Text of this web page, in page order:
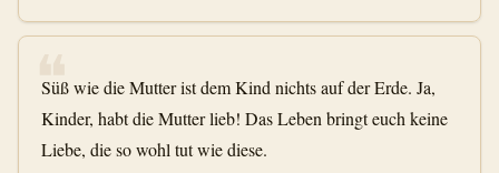
❝
Süß wie die Mutter ist dem Kind nichts auf der Erde. Ja,
Kinder, habt die Mutter lieb! Das Leben bringt euch keine
Liebe, die so wohl tut wie diese.